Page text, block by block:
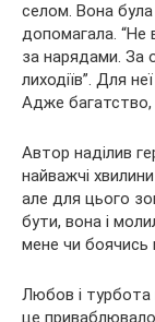
селом. Вона була
допомагала. “Не
за нарядами. За
лиходіїв”. Для
Адже багатство,
Автор наділив
найважчі
але для цього
бути, вона і
мене чи боячись
Любов і турбота
це